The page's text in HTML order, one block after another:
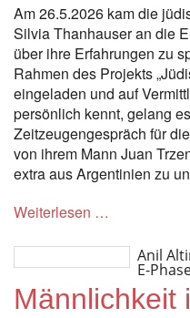
Am 26.5.2026 kam die
Silvia Thanhauser an die
über ihre Erfahrungen zu
Rahmen des Projekts
eingeladen und auf
persönlich kennt, gelang
Zeitzeugengespräch für
von ihrem Mann Juan
extra aus Argentinien zu
Weiterlesen …
Anil
E-
Männlichkeit